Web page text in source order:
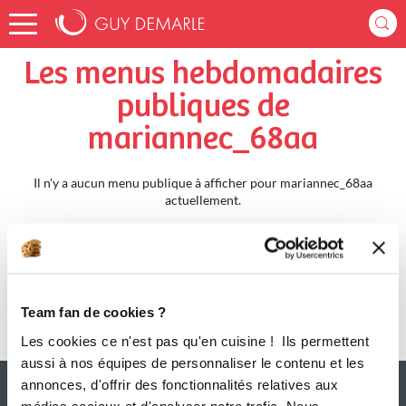
Team fan de cookies ?
Les cookies ce n'est pas qu'en cuisine ! Ils permettent
aussi à nos équipes de personnaliser le contenu et les
annonces, d'offrir des fonctionnalités relatives aux
Accueil mariannec_68aa
Les menus hebdomadaires
publiques de
mariannec_68aa
Il n'y a aucun menu publique à afficher pour mariannec_68aa
actuellement.